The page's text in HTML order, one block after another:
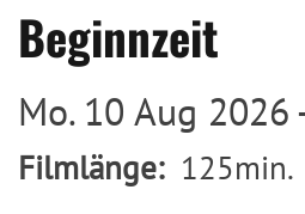
Beginnzeit
Mo. 10 Aug 2026
Filmlänge 125min.